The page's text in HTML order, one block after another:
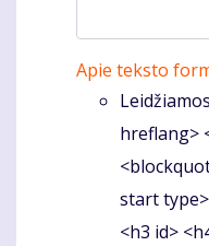
Apie teksto
hreflang>
start
<h3 id>